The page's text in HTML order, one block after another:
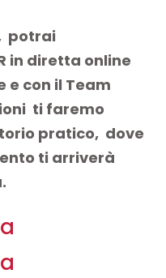
potrai
in diretta online
e con il Team
ti faremo
pratico, dove
ti arriverà